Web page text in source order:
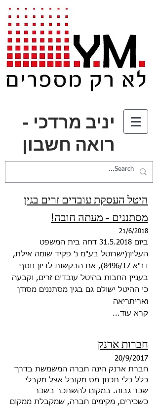
יניב מרדכי -
רואה חשבון
היטל העסקת עובדים זרים בגין
מסתננים - מעתה חובה!
21/6/2018
ביום 31.5.2018 דחה בית המשפט
העליון(ישרוטל בע"מ נ' פקיד שומה אילת,
דנ"א 8496/17), את הבקשות לדיון נוסף
בעניין החבות בהיטל עובדים זרים, וקבעה
כי ההיטל ישולם גם בגין מסתננים מסודן
ואריתריאה
קרא עוד...
חברות ארנק
20/9/2017
חברת ארנק הינה חברה המשמשת בדרך
כלל כלי תכנון מס מקובל אצל מקבלי
שכר גבוה. במקום להשתכר בשכר
כשכירים, מקימים חברה, שמקבלת ממקום